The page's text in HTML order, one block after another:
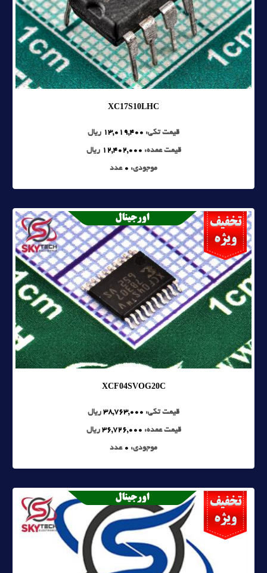
XC17S10LHC
قیمت تکی: 13,019,400 ریال
قیمت عمده: 12,402,000 ریال
موجودی: 0 عدد
XCF04SVOG20C
قیمت تکی: 38,763,000 ریال
قیمت عمده: 36,726,000 ریال
موجودی: 0 عدد